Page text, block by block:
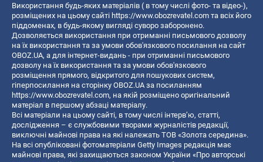
Використання будь-яких матеріалів ( в тому числі фото- та відео-),
розміщених на цьому сайті https://www.obozrevatel.com та всіх його
піддоменах, в будь-якому вигляді суворо заборонено.
Дозволяється використання при отриманні письмового дозволу
на їх використання та за умови обов'язкового посилання на сайт
OBOZ.UA, а для інтернет-видань - при отриманні письмового
дозволу на їх використання та за умови обов'язкового
розміщення прямого, відкритого для пошукових систем,
гіперпосилання на сторінку OBOZ.UA за посиланням
https://www.obozrevatel.com, на якій розміщено оригінальний
матеріал в першому абзаці матеріалу.
Всі матеріали на цьому сайті, в тому числі інтерв’ю, статті,
дослідження – є службовими творами журналістів редакції,
виключні майнові права на які належать ТОВ «Золота середина».
На всі опубліковані фотоматеріали Getty Images редакція має
майнові права, які захищаються законом України «Про авторські